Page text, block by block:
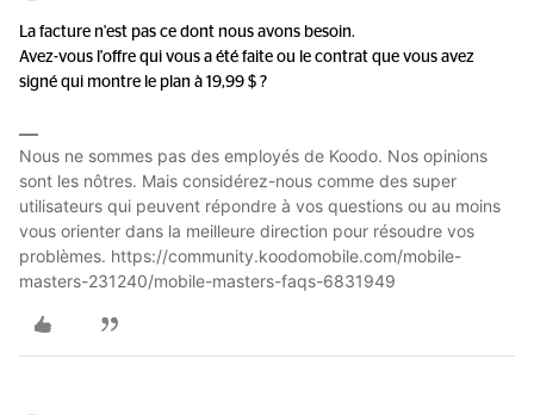
La facture n'est pas ce dont nous avons besoin.
Avez-vous l'offre qui vous a été faite ou le contrat que vous avez
signé qui montre le plan à 19,99 $ ?
Nous ne sommes pas des employés de Koodo. Nos opinions
sont les nôtres. Mais considérez-nous comme des super
utilisateurs qui peuvent répondre à vos questions ou au moins
vous orienter dans la meilleure direction pour résoudre vos
problèmes. https://community.koodomobile.com/mobile-
masters-231240/mobile-masters-faqs-6831949